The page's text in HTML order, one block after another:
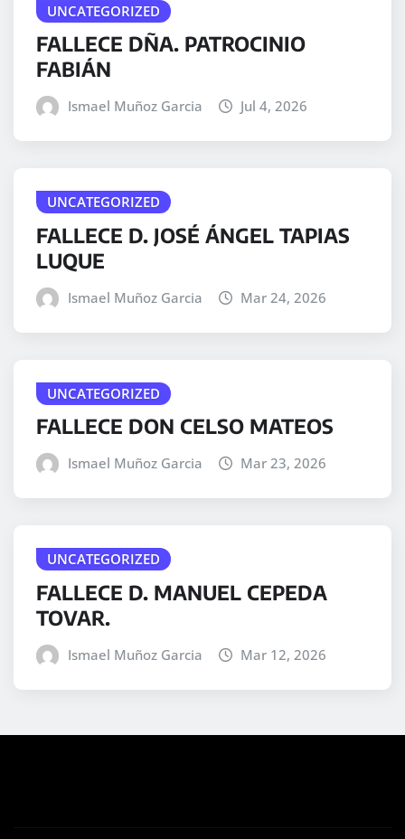
UNCATEGORIZED
FALLECE DÑA. PATROCINIO
FABIÁN
Ismael Muñoz Garcia Jul 4, 2026
UNCATEGORIZED
FALLECE D. JOSÉ ÁNGEL TAPIAS
LUQUE
Ismael Muñoz Garcia Mar 24, 2026
UNCATEGORIZED
FALLECE DON CELSO MATEOS
Ismael Muñoz Garcia Mar 23, 2026
UNCATEGORIZED
FALLECE D. MANUEL CEPEDA
TOVAR.
Ismael Muñoz Garcia Mar 12, 2026